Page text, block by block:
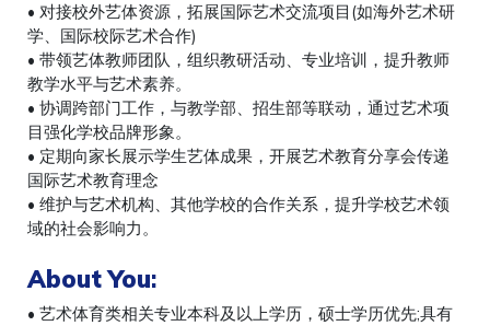
• 对接校外艺体资源，拓展国际艺术交流项目(如海外艺术研
学、国际校际艺术合作)
• 带领艺体教师团队，组织教研活动、专业培训，提升教师
教学水平与艺术素养。
• 协调跨部门工作，与教学部、招生部等联动，通过艺术项
目强化学校品牌形象。
• 定期向家长展示学生艺体成果，开展艺术教育分享会传递
国际艺术教育理念
• 维护与艺术机构、其他学校的合作关系，提升学校艺术领
域的社会影响力。
About You:
• 艺术体育类相关专业本科及以上学历，硕士学历优先;具有